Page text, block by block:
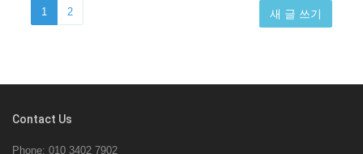
1 2 새 글 쓰기
Contact Us
Phone: 010 3402 7902